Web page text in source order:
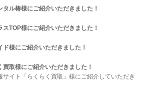
ス）
ティザンアンドアーティスト)
タル椿様にご紹介いただきました！
スTOP様にご紹介いただきました！
ド様にご紹介いただきました！
買取様にご紹介いただきました！
サイト「らくらく買取」様にご紹介していただき